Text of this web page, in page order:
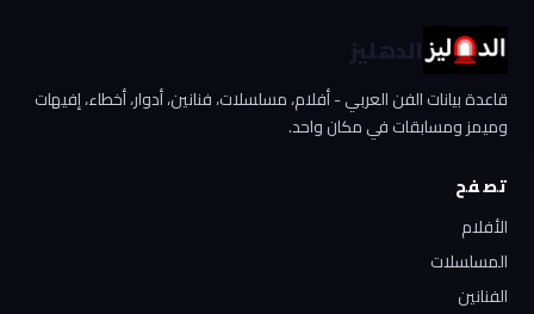
الدهليز
قاعدة بيانات الفن العربي - أفلام، مسلسلات، فنانين، أدوار، أخطاء، إفيهات
وميمز ومسابقات في مكان واحد.
تصفح
الأفلام
المسلسلات
الفنانين